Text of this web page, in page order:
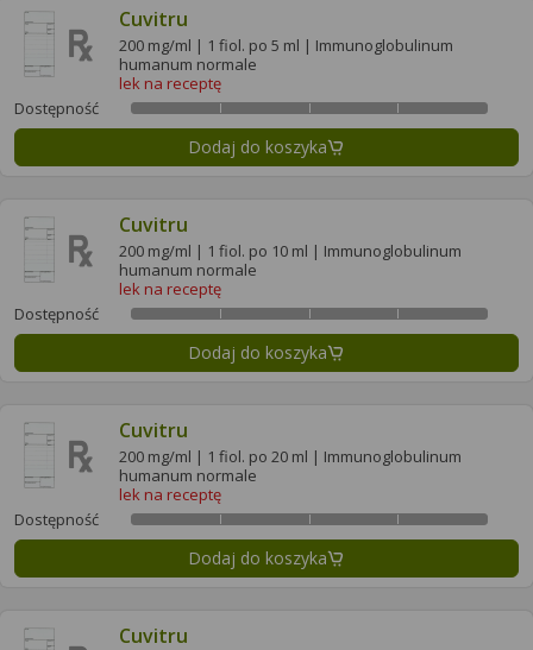
Cuvitru
200 mg/ml | 1 fiol. po 5 ml | Immunoglobulinum
humanum normale
lek na receptę
Dostępność
Dodaj do koszyka
Cuvitru
200 mg/ml | 1 fiol. po 10 ml | Immunoglobulinum
humanum normale
lek na receptę
Dostępność
Dodaj do koszyka
Cuvitru
200 mg/ml | 1 fiol. po 20 ml | Immunoglobulinum
humanum normale
lek na receptę
Dostępność
Dodaj do koszyka
Cuvitru